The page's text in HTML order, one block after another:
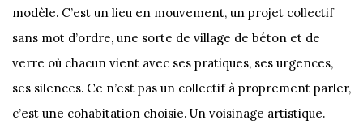
modèle. C’est un lieu en mouvement, un projet collectif
sans mot d’ordre, une sorte de village de béton et de
verre où chacun vient avec ses pratiques, ses urgences,
ses silences. Ce n’est pas un collectif à proprement parler,
c’est une cohabitation choisie. Un voisinage artistique.